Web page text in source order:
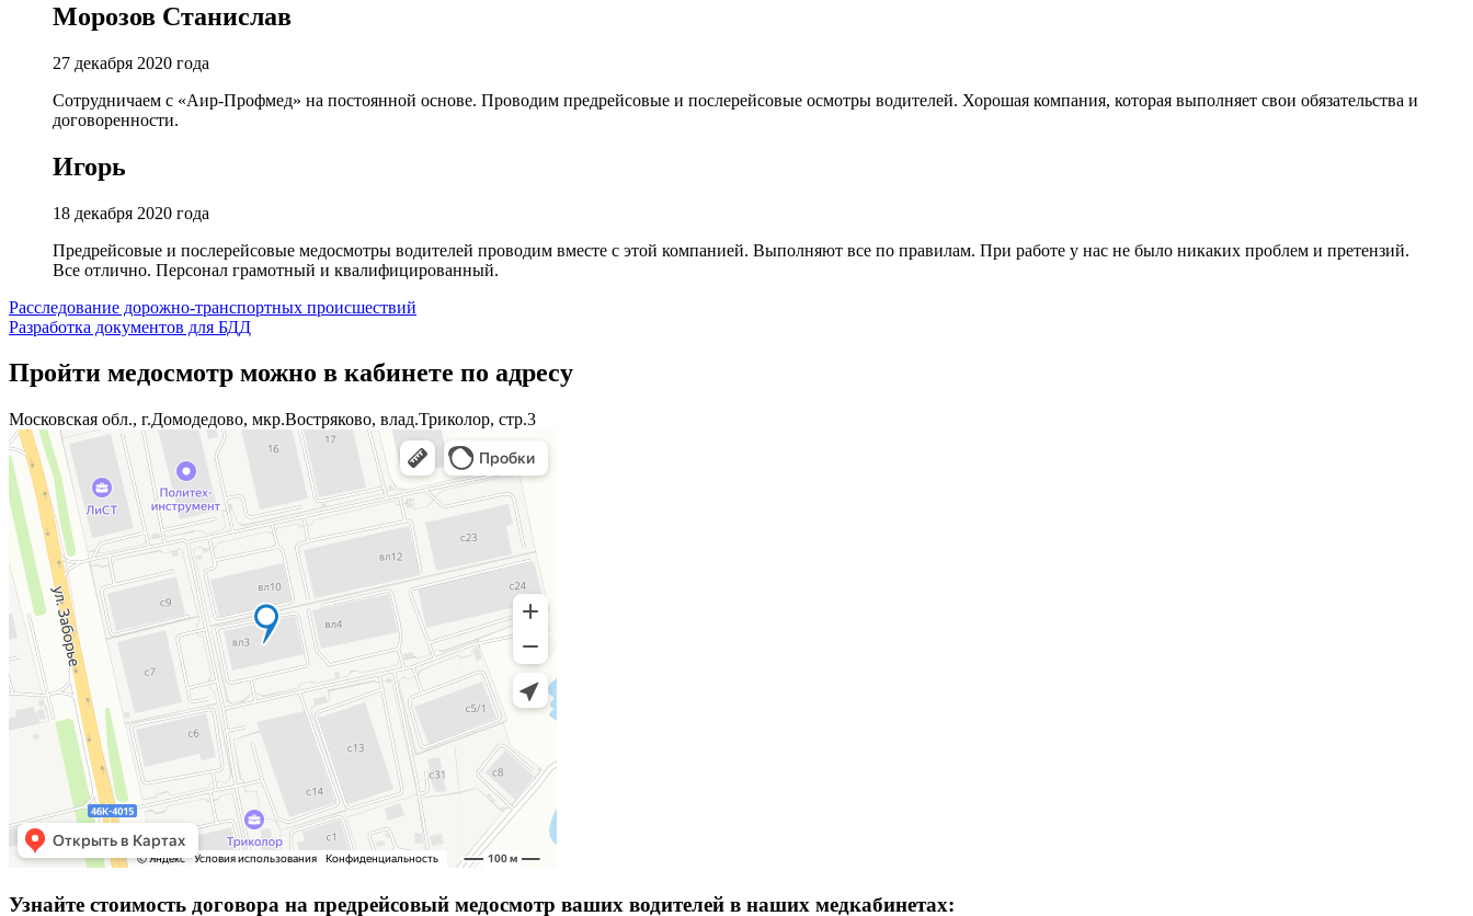
Морозов Станислав
27 декабря 2020 года
Сотрудничаем с «Аир-Профмед» на постоянной основе. Проводим предрейсовые и послерейсовые осмотры водителей. Хорошая компания, которая выполняет свои обязательства и
договоренности.
Игорь
18 декабря 2020 года
Предрейсовые и послерейсовые медосмотры водителей проводим вместе с этой компанией. Выполняют все по правилам. При работе у нас не было никаких проблем и претензий.
Все отлично. Персонал грамотный и квалифицированный.
Навигация
по
записям
Расследование дорожно-транспортных происшествий
Разработка документов для БДД
Пройти медосмотр можно в кабинете по адресу
Московская обл., г.Домодедово, мкр.Востряково, влад.Триколор, стр.3
Узнайте стоимость договора на предрейсовый медосмотр ваших водителей в наших медкабинетах: